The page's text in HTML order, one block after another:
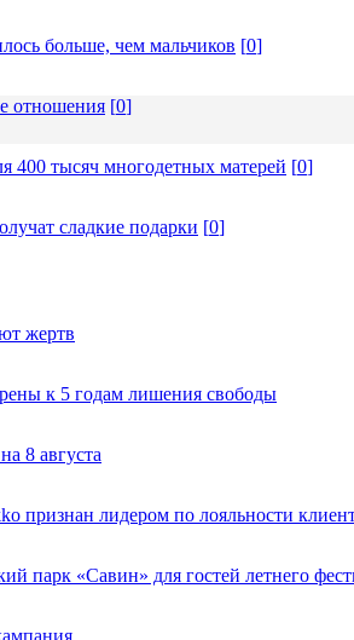
больше, чем мальчиков [0]
отношения [0]
400 тысяч многодетных матерей [0]
сладкие подарки [0]
жертв
к 5 годам лишения свободы
8 августа
признан лидером по лояльности
парк «Савин» для гостей летнего